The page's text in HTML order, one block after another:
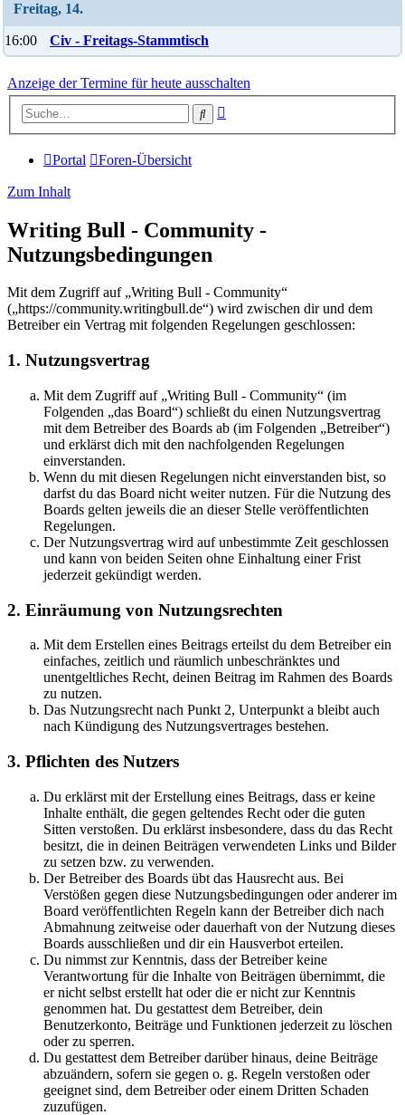
Freitag, 14.
16:00 Civ - Freitags-Stammtisch
Anzeige der Termine für heute ausschalten
Suche
Portal Foren-Übersicht
Zum Inhalt
Writing Bull - Community -
Nutzungsbedingungen
Mit dem Zugriff auf „Writing Bull - Community“
(„https://community.writingbull.de“) wird zwischen dir und dem
Betreiber ein Vertrag mit folgenden Regelungen geschlossen:
1. Nutzungsvertrag
Mit dem Zugriff auf „Writing Bull - Community“ (im
Folgenden „das Board“) schließt du einen Nutzungsvertrag
mit dem Betreiber des Boards ab (im Folgenden „Betreiber“)
und erklärst dich mit den nachfolgenden Regelungen
einverstanden.
Wenn du mit diesen Regelungen nicht einverstanden bist, so
darfst du das Board nicht weiter nutzen. Für die Nutzung des
Boards gelten jeweils die an dieser Stelle veröffentlichten
Regelungen.
Der Nutzungsvertrag wird auf unbestimmte Zeit geschlossen
und kann von beiden Seiten ohne Einhaltung einer Frist
jederzeit gekündigt werden.
2. Einräumung von Nutzungsrechten
Mit dem Erstellen eines Beitrags erteilst du dem Betreiber ein
einfaches, zeitlich und räumlich unbeschränktes und
unentgeltliches Recht, deinen Beitrag im Rahmen des Boards
zu nutzen.
Das Nutzungsrecht nach Punkt 2, Unterpunkt a bleibt auch
nach Kündigung des Nutzungsvertrages bestehen.
3. Pflichten des Nutzers
Du erklärst mit der Erstellung eines Beitrags, dass er keine
Inhalte enthält, die gegen geltendes Recht oder die guten
Sitten verstoßen. Du erklärst insbesondere, dass du das Recht
besitzt, die in deinen Beiträgen verwendeten Links und Bilder
zu setzen bzw. zu verwenden.
Der Betreiber des Boards übt das Hausrecht aus. Bei
Verstößen gegen diese Nutzungsbedingungen oder anderer im
Board veröffentlichten Regeln kann der Betreiber dich nach
Abmahnung zeitweise oder dauerhaft von der Nutzung dieses
Boards ausschließen und dir ein Hausverbot erteilen.
Du nimmst zur Kenntnis, dass der Betreiber keine
Verantwortung für die Inhalte von Beiträgen übernimmt, die
er nicht selbst erstellt hat oder die er nicht zur Kenntnis
genommen hat. Du gestattest dem Betreiber, dein
Benutzerkonto, Beiträge und Funktionen jederzeit zu löschen
oder zu sperren.
Du gestattest dem Betreiber darüber hinaus, deine Beiträge
abzuändern, sofern sie gegen o. g. Regeln verstoßen oder
geeignet sind, dem Betreiber oder einem Dritten Schaden
zuzufügen.